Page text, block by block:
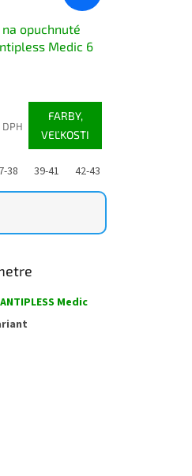
48
na opuchnuté
Medic 6
FARBY,
VEĽKOSTI
38 39-41 42-43
Medic